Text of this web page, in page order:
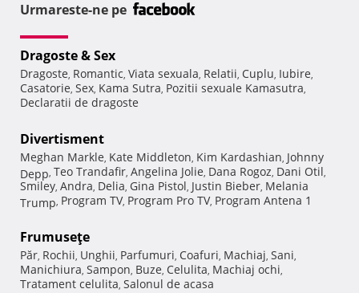
Urmareste-ne pe
Dragoste & Sex
Dragoste, Romantic, Viata sexuala, Relatii, Cuplu, Iubire,
Casatorie, Sex, Kama Sutra, Pozitii sexuale Kamasutra,
Declaratii de dragoste
Divertisment
Meghan Markle, Kate Middleton, Kim Kardashian, Johnny
Depp, Teo Trandafir, Angelina Jolie, Dana Rogoz, Dani Otil,
Smiley, Andra, Delia, Gina Pistol, Justin Bieber, Melania
Trump, Program TV, Program Pro TV, Program Antena 1
Frumuseţe
Păr, Rochii, Unghii, Parfumuri, Coafuri, Machiaj, Sani,
Manichiura, Sampon, Buze, Celulita, Machiaj ochi,
Tratament celulita, Salonul de acasa